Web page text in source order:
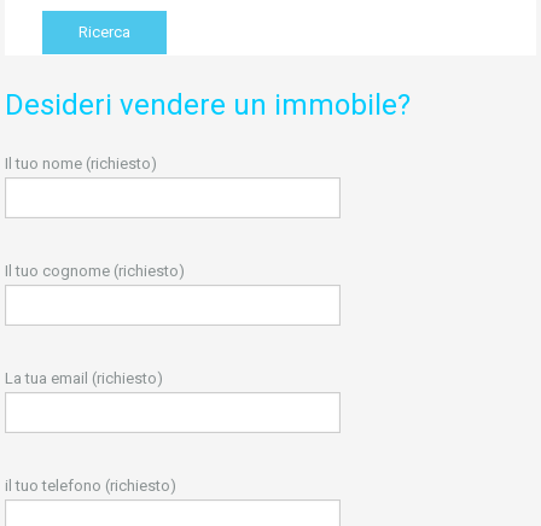
Desideri vendere un immobile?
Il tuo nome (richiesto)
Il tuo cognome (richiesto)
La tua email (richiesto)
il tuo telefono (richiesto)